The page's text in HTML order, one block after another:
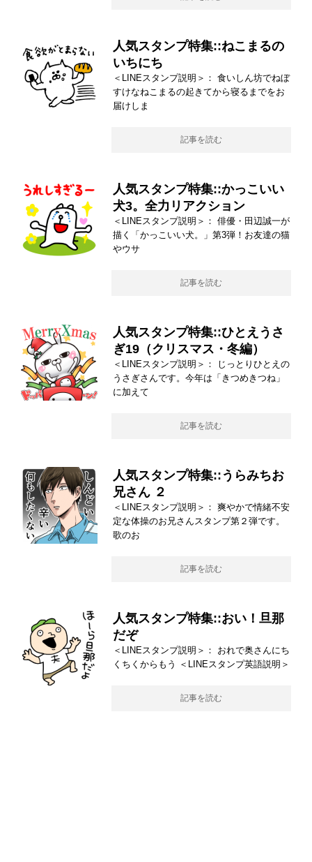
人気スタンプ特集::ねこまるの
いちにち
＜LINEスタンプ説明＞： 食いしん坊でねぼ
すけなねこまるの起きてから寝るまでをお
届けしま
記事を読む
人気スタンプ特集::かっこいい
犬3。全力リアクション
＜LINEスタンプ説明＞： 俳優・田辺誠一が
描く「かっこいい犬。」第3弾！お友達の猫
やウサ
記事を読む
人気スタンプ特集::ひとえうさ
ぎ19（クリスマス・冬編）
＜LINEスタンプ説明＞： じっとりひとえの
うさぎさんです。今年は「きつめきつね」
に加えて
記事を読む
人気スタンプ特集::うらみちお
兄さん ２
＜LINEスタンプ説明＞： 爽やかで情緒不安
定な体操のお兄さんスタンプ第２弾です。
歌のお
記事を読む
人気スタンプ特集::おい！旦那
だぞ
＜LINEスタンプ説明＞： おれで奥さんにち
くちくからもう ＜LINEスタンプ英語説明＞
記事を読む